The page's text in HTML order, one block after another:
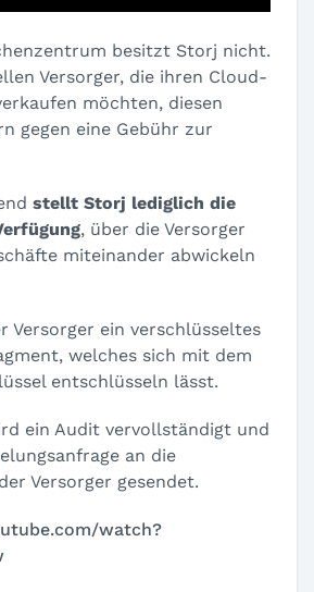
besitzt Storj nicht.
Versorger, die ihren Cloud-
möchten, diesen
gegen eine Gebühr zur
stellt Storj lediglich die
, über die Versorger
miteinander abwickeln
Versorger ein verschlüsseltes
welches sich mit dem
entschlüsseln lässt.
ein Audit vervollständigt und
an die
Versorger gesendet.
watch?